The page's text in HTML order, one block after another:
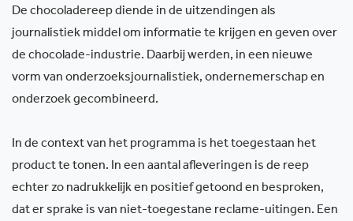
De chocoladereep diende in de uitzendingen als
journalistiek middel om informatie te krijgen en geven over
de chocolade-industrie. Daarbij werden, in een nieuwe
vorm van onderzoeksjournalistiek, ondernemerschap en
onderzoek gecombineerd.
In de context van het programma is het toegestaan het
product te tonen. In een aantal afleveringen is de reep
echter zo nadrukkelijk en positief getoond en besproken,
dat er sprake is van niet-toegestane reclame-uitingen. Een